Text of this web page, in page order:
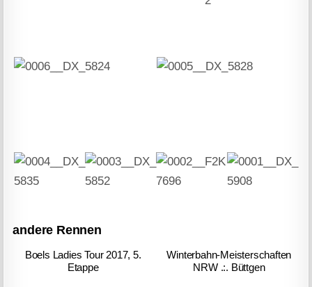
andere Rennen
Boels Ladies Tour 2017, 5.
Etappe
Winterbahn-Meisterschaften
NRW .:. Büttgen